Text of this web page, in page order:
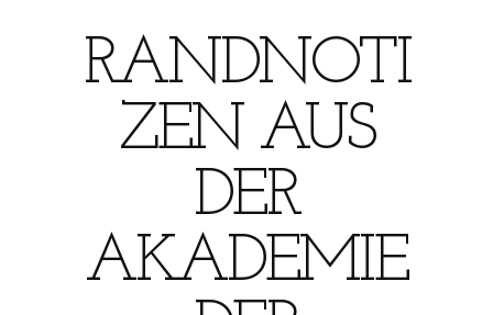
RANDNOTI
ZEN AUS
DER
AKADEMIE